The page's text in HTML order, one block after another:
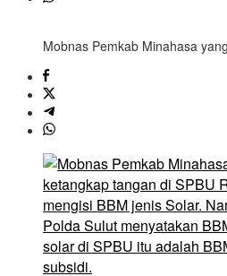
Mobnas Pemkab Minahasa